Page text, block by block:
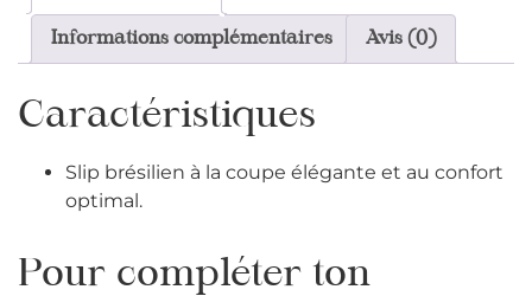
Informations complémentaires Avis (0)
Caractéristiques
Slip brésilien à la coupe élégante et au confort
optimal.
Pour compléter ton